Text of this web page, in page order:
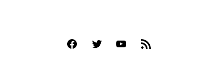
FacebookTwitter YouTube